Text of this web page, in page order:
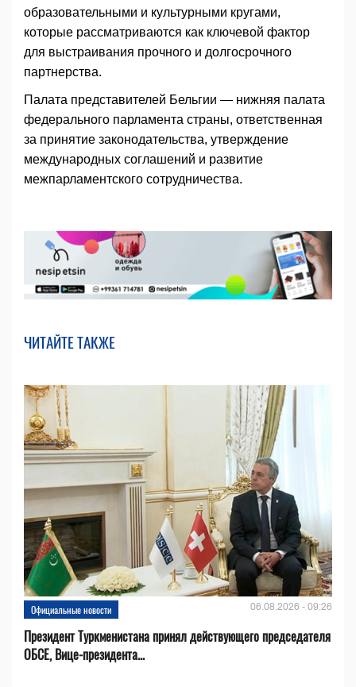
образовательными и культурными кругами,
которые рассматриваются как ключевой фактор
для выстраивания прочного и долгосрочного
партнерства.
Палата представителей Бельгии — нижняя палата
федерального парламента страны, ответственная
за принятие законодательства, утверждение
международных соглашений и развитие
межпарламентского сотрудничества.
ЧИТАЙТЕ ТАКЖЕ
Официальные новости 06.08.2026 - 09:26
Президент Туркменистана принял действующего председателя
ОБСЕ, Вице-президента...